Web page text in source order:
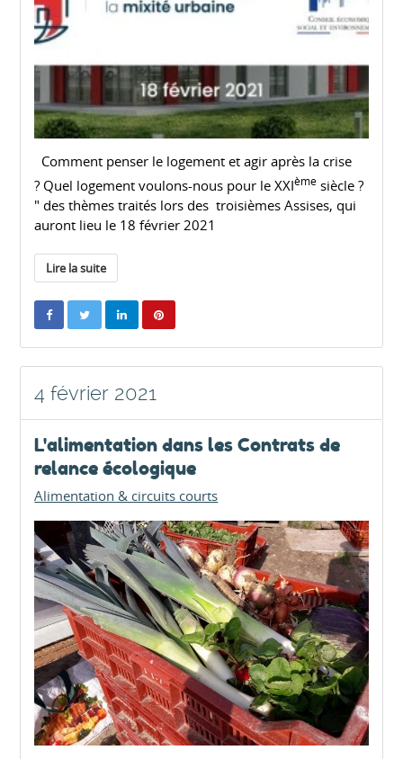
Comment penser le logement et agir après la crise
? Quel logement voulons-nous pour le XXIème siècle ?
" des thèmes traités lors des troisièmes Assises, qui
auront lieu le 18 février 2021
Lire la suite
4 février 2021
L'alimentation dans les Contrats de
relance écologique
Alimentation & circuits courts